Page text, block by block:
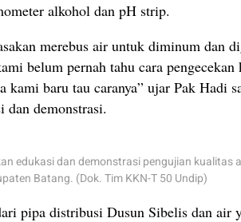
alkohol dan pH strip.
merebus air untuk diminum dan
belum pernah tahu cara pengecekan
kami baru tau caranya” ujar Pak Hadi
dan demonstrasi.
edukasi dan demonstrasi pengujian kualitas
Batang. (Dok. Tim KKN-T 50 Undip)
pipa distribusi Dusun Sibelis dan air